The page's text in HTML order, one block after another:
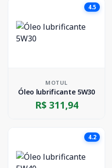
4.5
MOTUL
Óleo lubrificante 5W30
R$ 311,94
4.2